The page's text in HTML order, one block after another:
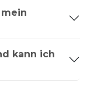
kann ich